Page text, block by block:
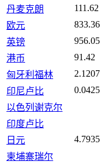
丹麦克朗
111.62
欧元
833.36
英镑
956.05
港币
91.42
匈牙利福林
2.1207
印尼卢比
0.0425
以色列谢克尔
印度卢比
日元
4.7935
柬埔寨瑞尔